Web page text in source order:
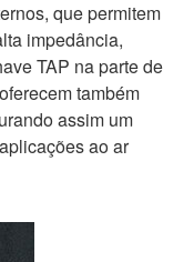
que permitem
impedância,
TAP na parte de
também
assim um
ao ar